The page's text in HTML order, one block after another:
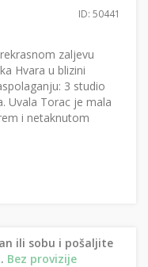
ID: 50441
zaljevu
Hvara u blizini
3 studio
Uvala Torac je mala
i netaknutom
ili sobu i pošaljite
Bez provizije